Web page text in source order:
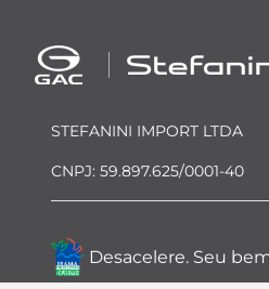
STEFANINI IMPORT LTDA
CNPJ: 59.897.625/0001-40
Desacelere. Seu